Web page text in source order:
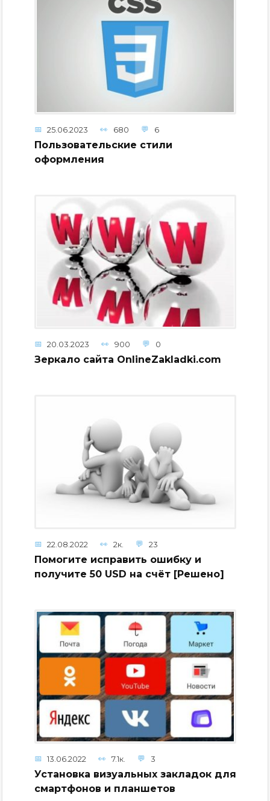
25.06.2023 680 6
Пользовательские стили
оформления
20.03.2023 900 0
Зеркало сайта OnlineZakladki.com
22.08.2022 2к. 23
Помогите исправить ошибку и
получите 50 USD на счёт [Решено]
13.06.2022 7.1к. 3
Установка визуальных закладок для
смартфонов и планшетов